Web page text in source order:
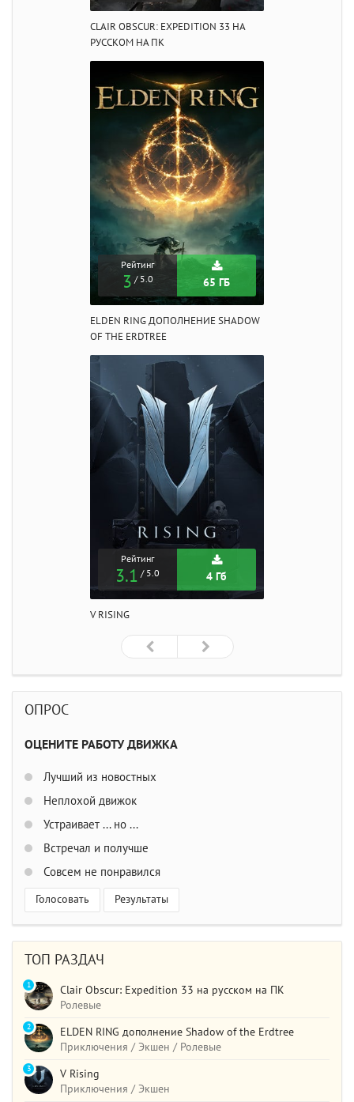
CLAIR OBSCUR: EXPEDITION 33 НА
РУССКОМ НА ПК
Рейтинг
3 / 5.0 65 ГБ
ELDEN RING ДОПОЛНЕНИЕ SHADOW
OF THE ERDTREE
Рейтинг
3.1 / 5.0 4 Гб
V RISING
ОПРОС
ОЦЕНИТЕ РАБОТУ ДВИЖКА
Лучший из новостных
Неплохой движок
Устраивает ... но ...
Встречал и получше
Совсем не понравился
Голосовать Результаты
ТОП РАЗДАЧ
Clair Obscur: Expedition 33 на русском на ПК
Ролевые
1
ELDEN RING дополнение Shadow of the Erdtree
Приключения / Экшен / Ролевые
2
V Rising
Приключения / Экшен
3